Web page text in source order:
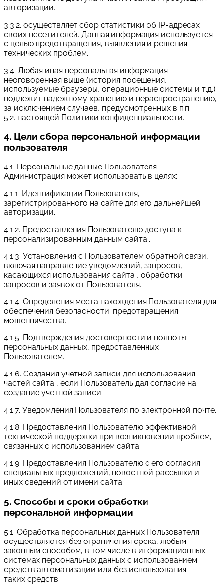
авторизации.
3.3.2. осуществляет сбор статистики об IP-адресах
своих посетителей. Данная информация используется
с целью предотвращения, выявления и решения
технических проблем.
3.4. Любая иная персональная информация
неоговоренная выше (история посещения,
используемые браузеры, операционные системы и т.д.)
подлежит надежному хранению и нераспространению,
за исключением случаев, предусмотренных в п.п.
5.2. настоящей Политики конфиденциальности.
4. Цели сбора персональной информации
пользователя
4.1. Персональные данные Пользователя
Администрация может использовать в целях:
4.1.1. Идентификации Пользователя,
зарегистрированного на сайте для его дальнейшей
авторизации.
4.1.2. Предоставления Пользователю доступа к
персонализированным данным сайта .
4.1.3. Установления с Пользователем обратной связи,
включая направление уведомлений, запросов,
касающихся использования сайта , обработки
запросов и заявок от Пользователя.
4.1.4. Определения места нахождения Пользователя для
обеспечения безопасности, предотвращения
мошенничества.
4.1.5. Подтверждения достоверности и полноты
персональных данных, предоставленных
Пользователем.
4.1.6. Создания учетной записи для использования
частей сайта , если Пользователь дал согласие на
создание учетной записи.
4.1.7. Уведомления Пользователя по электронной почте.
4.1.8. Предоставления Пользователю эффективной
технической поддержки при возникновении проблем,
связанных с использованием сайта .
4.1.9. Предоставления Пользователю с его согласия
специальных предложений, новостной рассылки и
иных сведений от имени сайта .
5. Способы и сроки обработки
персональной информации
5.1. Обработка персональных данных Пользователя
осуществляется без ограничения срока, любым
законным способом, в том числе в информационных
системах персональных данных с использованием
средств автоматизации или без использования
таких средств.